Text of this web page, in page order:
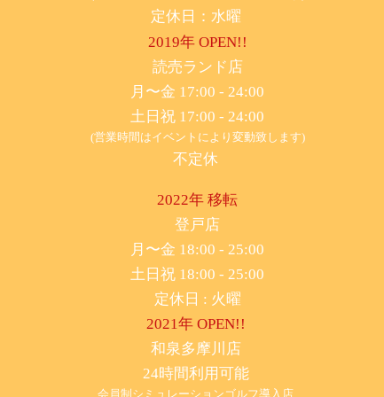
定休日：水曜
2019年 OPEN!!
​読売ランド店
月〜金 17:00 - 24:00
土日祝 17:00 - 24:00
(営業時間はイベントにより変動致します)
不定休
2022年 移転
​登戸店
月〜金 18:00 - 25:00
土日祝 18:00 - 25:00
​定休日 : 火曜
2021年 OPEN!!
​和泉多摩川店
24時間利用可能
​会員制シミュレーションゴルフ導入店